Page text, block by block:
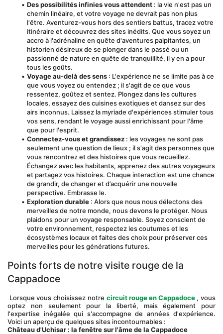
Des possibilités infinies vous attendent : la vie n'est pas un
chemin linéaire, et votre voyage ne devrait pas non plus
l'être. Aventurez-vous hors des sentiers battus, tracez votre
itinéraire et découvrez des sites inédits. Que vous soyez un
accro à l'adrénaline en quête d'aventures palpitantes, un
historien désireux de se plonger dans le passé ou un
passionné de nature en quête de tranquillité, il y en a pour
tous les goûts.
Voyage au-delà des sens : L'expérience ne se limite pas à ce
que vous voyez ou entendez ; il s'agit de ce que vous
ressentez, goûtez et sentez. Plongez dans les cultures
locales, essayez des cuisines exotiques et dansez sur des
airs inconnus. Laissez la myriade d'expériences stimuler tous
vos sens, rendant le voyage aussi enrichissant pour l'âme
que pour l'esprit.
Connectez-vous et grandissez : les voyages ne sont pas
seulement une question de lieux ; il s'agit des personnes que
vous rencontrez et des histoires que vous recueillez.
Échangez avec les habitants, apprenez des autres voyageurs
et partagez vos histoires. Chaque interaction est une chance
de grandir, de changer et d’acquérir une nouvelle
perspective. Embrasse le.
Exploration durable : Alors que nous nous délectons des
merveilles de notre monde, nous devons le protéger. Nous
plaidons pour un voyage responsable. Soyez conscient de
votre environnement, respectez les coutumes et les
écosystèmes locaux et faites des choix pour préserver ces
merveilles pour les générations futures.
Points forts de notre visite rouge de la
Cappadoce
Lorsque vous choisissez notre circuit rouge en Cappadoce , vous
optez non seulement pour la liberté, mais également pour
l'expertise inégalée qui s'accompagne de années d'expérience.
Voici un aperçu de quelques sites incontournables :
Château d'Uchisar : la fenêtre sur l'âme de la Cappadoce